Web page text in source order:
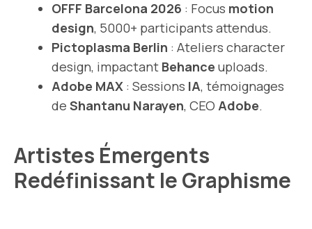
OFFF Barcelona 2026 : Focus motion
design, 5000+ participants attendus.
Pictoplasma Berlin : Ateliers character
design, impactant Behance uploads.
Adobe MAX : Sessions IA, témoignages
de Shantanu Narayen, CEO Adobe.
Artistes Émergents
Redéfinissant le Graphisme